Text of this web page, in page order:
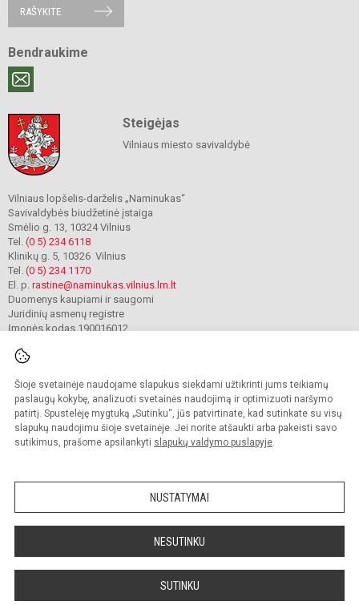
Šioje svetainėje naudojame slapukus siekdami užtikrinti jums teikiamų
paslaugų kokybę, analizuoti svetainės naudojimą ir optimizuoti naršymo
patirtį. Spustelėję mygtuką „Sutinku“, jūs patvirtinate, kad sutinkate su visų
slapukų naudojimu šioje svetainėje. Jei norite atšaukti arba pakeisti savo
sutikimus, prašome apsilankyti slapukų valdymo puslapyje.
NUSTATYMAI
NESUTINKU
SUTINKU
RAŠYKITE
Bendraukime
Steigėjas
Vilniaus miesto savivaldybė
Vilniaus lopšelis-darželis „Naminukas“
Savivaldybės biudžetinė įstaiga
Smėlio g. 13, 10324 Vilnius
Tel. (0 5) 234 6118
Klinikų g. 5, 10326 Vilnius
Tel. (0 5) 234 1170
El. p. rastine@naminukas.vilnius.lm.lt
Duomenys kaupiami ir saugomi
Juridinių asmenų registre
Įmonės kodas 190016012
© 2022. Vilniaus lopšelis darželis Naminukas. Visos teisės saugomos.
Kopijuoti turinį be raštiško darželio administracijos sutikimo griežtai draudžiama.
Prieinamumo paraiška Slapukų valdymas
Sumanus būdas atnaujinti